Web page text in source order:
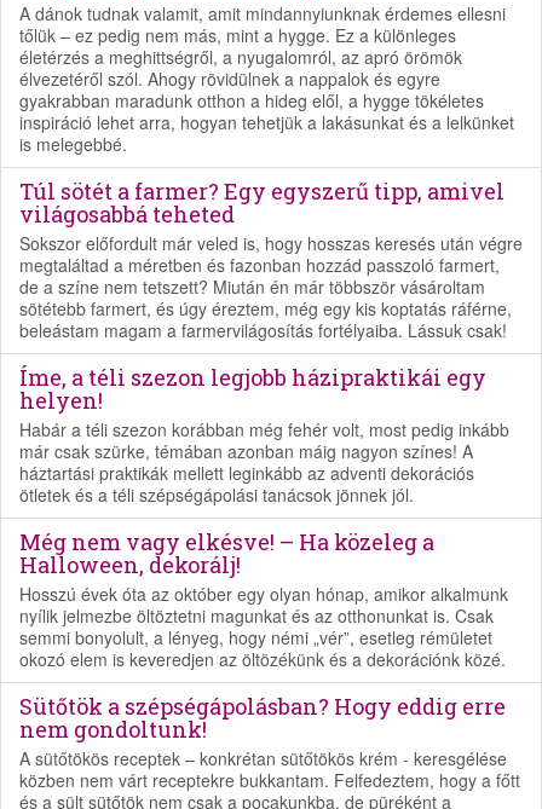
A dánok tudnak valamit, amit mindannyiunknak érdemes ellesni
tőlük – ez pedig nem más, mint a hygge. Ez a különleges
életérzés a meghittségről, a nyugalomról, az apró örömök
élvezetéről szól. Ahogy rövidülnek a nappalok és egyre
gyakrabban maradunk otthon a hideg elől, a hygge tökéletes
inspiráció lehet arra, hogyan tehetjük a lakásunkat és a lelkünket
is melegebbé.
Túl sötét a farmer? Egy egyszerű tipp, amivel
világosabbá teheted
Sokszor előfordult már veled is, hogy hosszas keresés után végre
megtaláltad a méretben és fazonban hozzád passzoló farmert,
de a színe nem tetszett? Miután én már többször vásároltam
sötétebb farmert, és úgy éreztem, még egy kis koptatás ráférne,
beleástam magam a farmervilágosítás fortélyaiba. Lássuk csak!
Íme, a téli szezon legjobb házipraktikái egy
helyen!
Habár a téli szezon korábban még fehér volt, most pedig inkább
már csak szürke, témában azonban máig nagyon színes! A
háztartási praktikák mellett leginkább az adventi dekorációs
ötletek és a téli szépségápolási tanácsok jönnek jól.
Még nem vagy elkésve! – Ha közeleg a
Halloween, dekorálj!
Hosszú évek óta az október egy olyan hónap, amikor alkalmunk
nyílik jelmezbe öltöztetni magunkat és az otthonunkat is. Csak
semmi bonyolult, a lényeg, hogy némi „vér”, esetleg rémületet
okozó elem is keveredjen az öltözékünk és a dekorációnk közé.
Sütőtök a szépségápolásban? Hogy eddig erre
nem gondoltunk!
A sütőtökös receptek – konkrétan sütőtökös krém - keresgélése
közben nem várt receptekre bukkantam. Felfedeztem, hogy a főtt
és a sült sütőtök nem csak a pocakunkba, de püréként a